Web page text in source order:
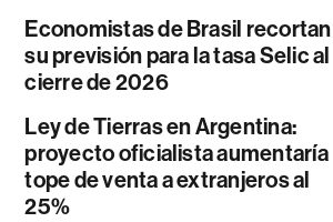
Economistas de Brasil recortan
su previsión para la tasa Selic al
cierre de 2026
Ley de Tierras en Argentina:
proyecto oficialista aumentaría
tope de venta a extranjeros al
25%